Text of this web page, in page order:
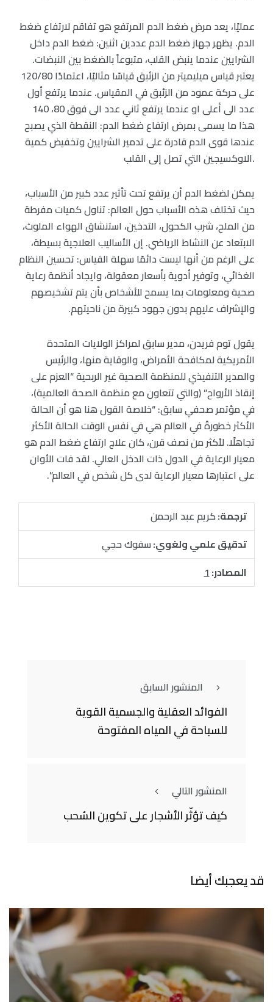
عمليًا، يعد مرض ضغط الدم المرتفع هو تفاقم لارتفاع ضغط
الدم. يظهر جهاز ضغط الدم عددين اثنين: ضغط الدم داخل
الشرايين عندما ينبض القلب، متبوعاً بالضغط بين النبضات.
يعتبر قياس 120‪/80 ميليميتر من الزئبق قياسًا مثاليًا، اعتمادًا
على حركة عمود من الزئبق في المقياس. عندما يرتفع أول
عدد الى أعلى 140‪ او عندما يرتفع ثاني عدد الى فوق 80،
هذا ما يسمى بمرض ارتفاع ضغط الدم: النقطة الذي يصبح
عندها قوى الدم قادرة على تدمير الشرايين وتخفيض كمية
الاوكسيجين التي تصل إلى القلب.
يمكن لضغط الدم أن يرتفع تحت تأثير عدد كبير من الأسباب،
حيث تختلف هذه الأسباب حول العالم: تناول كميات مفرطة
من الملح، شرب الكحول، التدخين، استنشاق الهواء الملوث،
الابتعاد عن النشاط الرياضي. إن الأساليب العلاجية بسيطة،
على الرغم من أنها ليست دائمًا سهلة القياس: تحسين النظام
الغذائي، وتوفير أدوية بأسعار معقولة، وايجاد أنظمة رعاية
صحية ومعلومات بما يسمح للأشخاص بأن يتم تشخيصهم
والإشراف عليهم بدون جهود كبيرة من ناحيتهم.
يقول توم فريدن، مدير سابق لمراكز الولايات المتحدة
الأمريكية لمكافحة الأمراض، والوقاية منها، والرئيس
والمدير التنفيذي للمنظمة الصحية غير الربحية “العزم على
إنقاذ الأرواح” (والتي تتعاون مع منظمة الصحة العالمية)،
في مؤتمر صحفي سابق: “خلاصة القول هنا هو أن الحالة
الأكثر خطورةً في العالم هي في نفس الوقت الحالة الأكثر
تجاهلًا. لأكثر من نصف قرن، كان علاج ارتفاع ضغط الدم هو
معيار الرعاية في الدول ذات الدخل العالي. لقد فات الأوان
على اعتبارها معيار الرعاية لدى كل شخص في العالم”.
ترجمة:كريم عبد الرحمن
تدقيق علمي ولغوي:سفوك حجي
المصادر:1
المنشور السابق
الفوائد العقلية والجسمية القوية
للسباحة في المياه المفتوحة
المنشور التالي
كيف تؤثّر الأشجار على تكوين السُحب
قد يعجبك أيضا